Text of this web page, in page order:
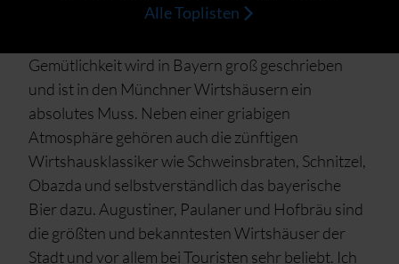
Alle Toplisten
Gemütlichkeit wird in Bayern groß geschrieben
und ist in den Münchner Wirtshäusern ein
absolutes Muss. Neben einer griabigen
Atmosphäre gehören auch die zünftigen
Wirtshausklassiker wie Schweinsbraten, Schnitzel,
Obazda und selbstverständlich das bayerische
Bier dazu. Augustiner, Paulaner und Hofbräu sind
die größten und bekanntesten Wirtshäuser der
Stadt und vor allem bei Touristen sehr beliebt. Ich